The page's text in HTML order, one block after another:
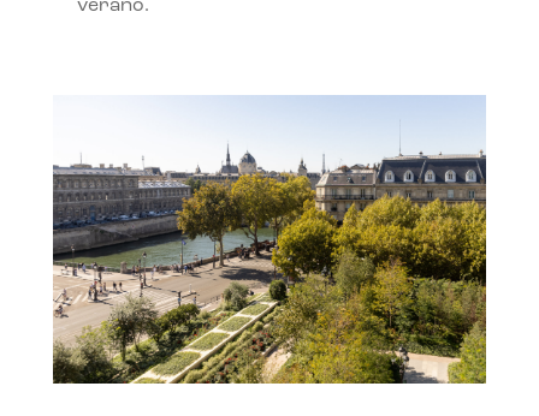
verano.